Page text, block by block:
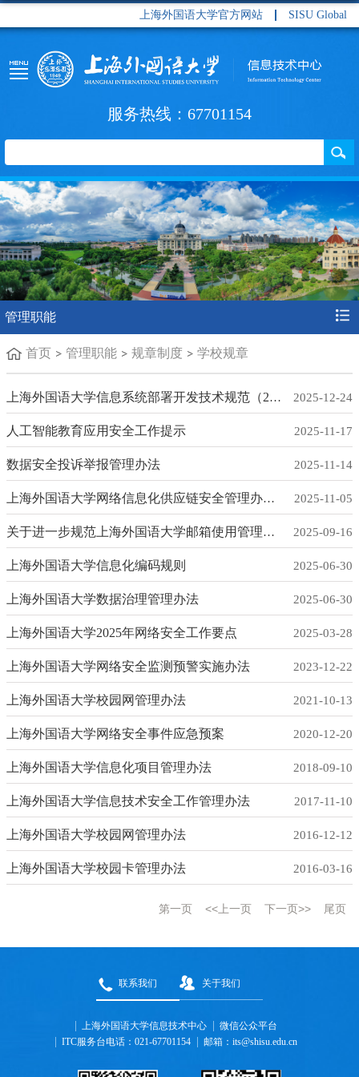
上海外国语大学官方网站 SISU Global
服务热线：67701154
管理职能
首页 管理职能 规章制度 学校规章
上海外国语大学信息系统部署开发技术规范（2025年修订） 2025-12-24
人工智能教育应用安全工作提示 2025-11-17
数据安全投诉举报管理办法 2025-11-14
上海外国语大学网络信息化供应链安全管理办法（试行） 2025-11-05
关于进一步规范上海外国语大学邮箱使用管理的通知 2025-09-16
上海外国语大学信息化编码规则 2025-06-30
上海外国语大学数据治理管理办法 2025-06-30
上海外国语大学2025年网络安全工作要点 2025-03-28
上海外国语大学网络安全监测预警实施办法 2023-12-22
上海外国语大学校园网管理办法 2021-10-13
上海外国语大学网络安全事件应急预案 2020-12-20
上海外国语大学信息化项目管理办法 2018-09-10
上海外国语大学信息技术安全工作管理办法 2017-11-10
上海外国语大学校园网管理办法 2016-12-12
上海外国语大学校园卡管理办法 2016-03-16
第一页 <<上一页 下一页>> 尾页
联系我们 关于我们
上海外国语大学信息技术中心
微信公众平台
ITC服务台电话：021-67701154
邮箱：its@shisu.edu.cn